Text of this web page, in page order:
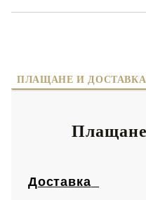
ПЛАЩАНЕ И ДОСТАВКА
Доставка